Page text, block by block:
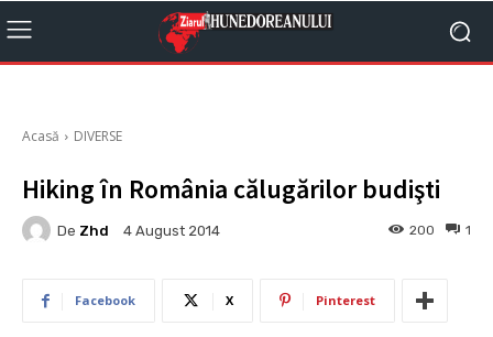
Acasă DIVERSE
Hiking în România călugărilor budişti
De Zhd 4 August 2014 1
200
Facebook X Pinterest